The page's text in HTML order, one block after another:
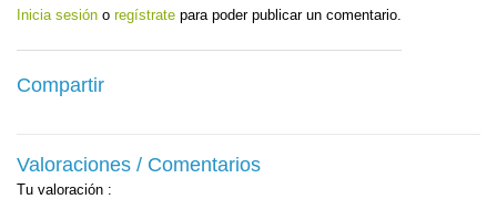
Inicia sesión o regístrate para poder publicar un comentario.
Compartir
Valoraciones / Comentarios
Tu valoración :